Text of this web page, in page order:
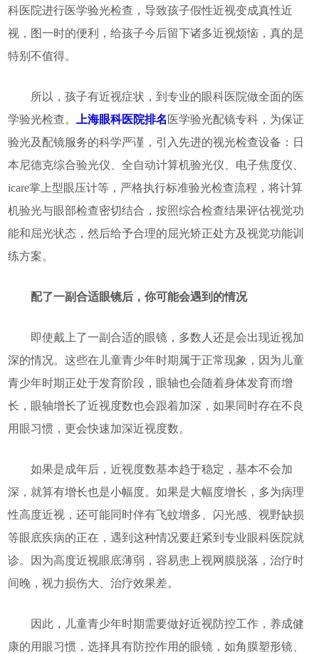
科医院进行医学验光检查，导致孩子假性近视变成真性近
视，图一时的便利，给孩子今后留下诸多近视烦恼，真的是
特别不值得。
所以，孩子有近视症状，到专业的眼科医院做全面的医
学验光检查。 上海眼科医院排名 医学验光配镜专科，为保证
验光及配镜服务的科学严谨，引入先进的视光检查设备：日
本尼德克综合验光仪、全自动计算机验光仪、电子焦度仪、
icare掌上型眼压计等，严格执行标准验光检查流程，将计算
机验光与眼部检查密切结合，按照综合检查结果评估视觉功
能和屈光状态，然后给予合理的屈光矫正处方及视觉功能训
练方案。
配了一副合适眼镜后，你可能会遇到的情况
即使戴上了一副合适的眼镜，多数人还是会出现近视加
深的情况。这些在儿童青少年时期属于正常现象，因为儿童
青少年时期正处于发育阶段，眼轴也会随着身体发育而增
长，眼轴增长了近视度数也会跟着加深，如果同时存在不良
用眼习惯，更会快速加深近视度数。
如果是成年后，近视度数基本趋于稳定，基本不会加
深，就算有增长也是小幅度。如果是大幅度增长，多为病理
性高度近视，还可能同时伴有飞蚊增多、闪光感、视野缺损
等眼底疾病的正在，遇到这种情况要赶紧到专业眼科医院就
诊。因为高度近视眼底薄弱，容易患上视网膜脱落，治疗时
间晚，视力损伤大、治疗效果差。
因此，儿童青少年时期需要做好近视防控工作，养成健
康的用眼习惯，选择具有防控作用的眼镜，如角膜塑形镜、